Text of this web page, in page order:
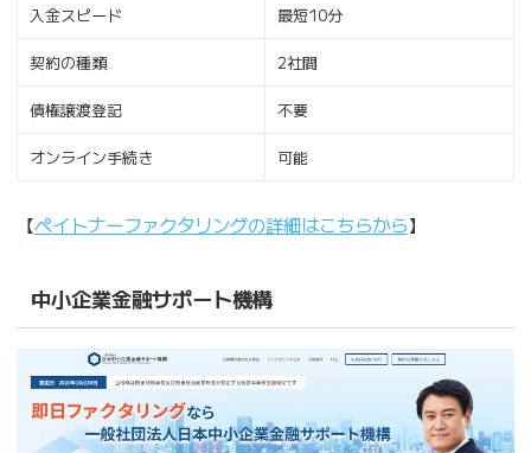
入金スピード 最短10分
契約の種類 2社間
債権譲渡登記 不要
オンライン手続き 可能
【ペイトナーファクタリングの詳細はこちらから】
中小企業金融サポート機構